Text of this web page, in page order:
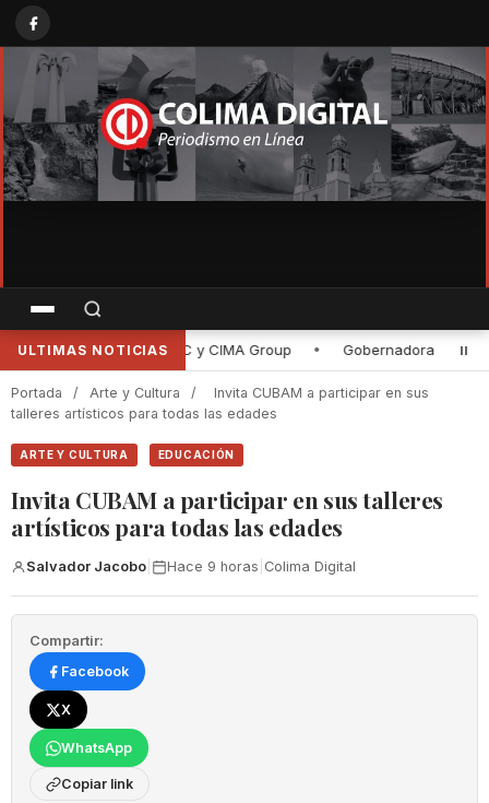
ULTIMAS NOTICIAS
de Colima entrega rehabilitación de la planta purificadora
Portada / Arte y Cultura /
Invita CUBAM a participar en sus
talleres artísticos para todas las edades
ARTE Y CULTURA EDUCACIÓN
Invita CUBAM a participar en sus talleres
artísticos para todas las edades
Salvador Jacobo Hace 9 horas Colima Digital
Compartir:
Facebook
X
WhatsApp
Copiar link